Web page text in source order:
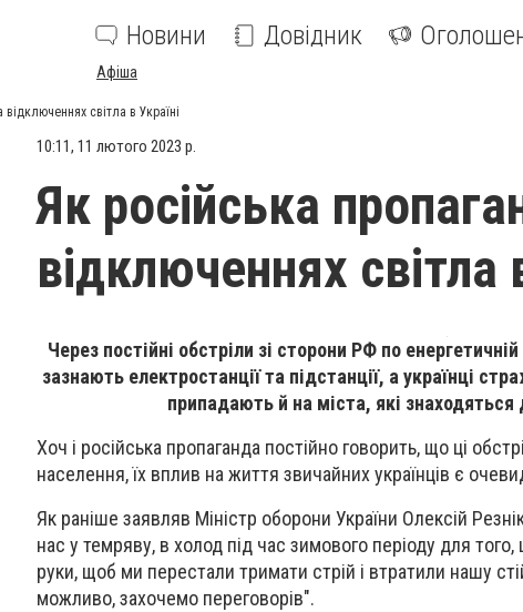
Новини Довідник
Афіша
світла в Україні
10:11, 11 лютого 2023 р.
Як російська
відключеннях світла
Через постійні обстріли зі сторони РФ по
зазнають електростанції та підстанції, а українці
припадають й на міста, які знаходяться
Хоч і російська пропаганда постійно говорить, що ці
населення, їх вплив на життя звичайних українців є
Як раніше заявляв Міністр оборони України Олексій
нас у темряву, в холод під час зимового періоду для
руки, щоб ми перестали тримати стрій і втратили нашу
можливо, захочемо переговорів".